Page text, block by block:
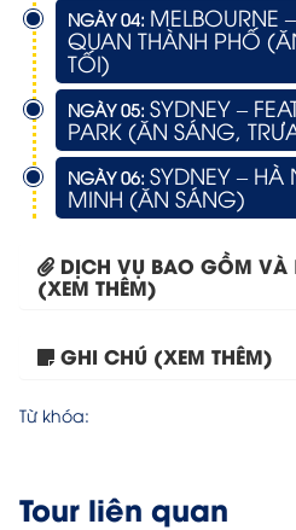
NGÀY 04: MELBOURNE
QUAN THÀNH PHỐ
TỐI)
NGÀY 05: SYDNEY –
PARK (ĂN SÁNG,
NGÀY 06: SYDNEY –
MINH (ĂN SÁNG)
DỊCH VỤ BAO GỒM
(XEM THÊM)
GHI CHÚ (XEM THÊM)
Từ khóa:
Tour liên quan
Tour Sydney –